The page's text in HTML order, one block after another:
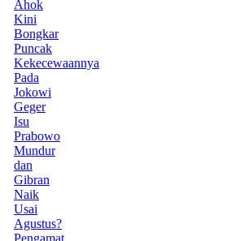
Ahok
Kini
Bongkar
Puncak
Kekecewaannya
Pada
Jokowi
Geger
Isu
Prabowo
Mundur
dan
Gibran
Naik
Usai
Agustus?
Pengamat